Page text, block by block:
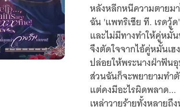
ร้าย
เล่น
งาน!
หลังหลีกหนีความตายม
ฉัน 'แพทริเซีย ที. เรดวู้
และไม่มีทางทำให้คู่หมั้
จึงตัดใจจากไอ้คู่หมั้นเฮ
ปล่อยให้พระนางฝ่าฟัน
ส่วนฉันก็จะพยายามทำ
แต่คงมีอะไรผิดพลาด...
เหล่าวายร้ายทั้งหลาย